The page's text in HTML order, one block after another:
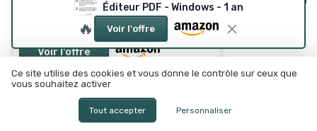
4,6/5 — 787 avis
Voir l'offre
Éditeur PDF - Windows - 1 an
🔥 Voir l'offre
Ce site utilise des cookies et vous donne le contrôle sur ceux que
vous souhaitez activer
Tout accepter Personnaliser